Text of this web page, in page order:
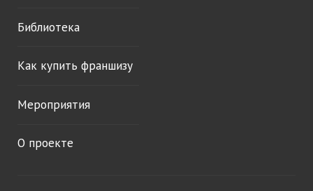
Библиотека
Как купить франшизу
Мероприятия
О проекте